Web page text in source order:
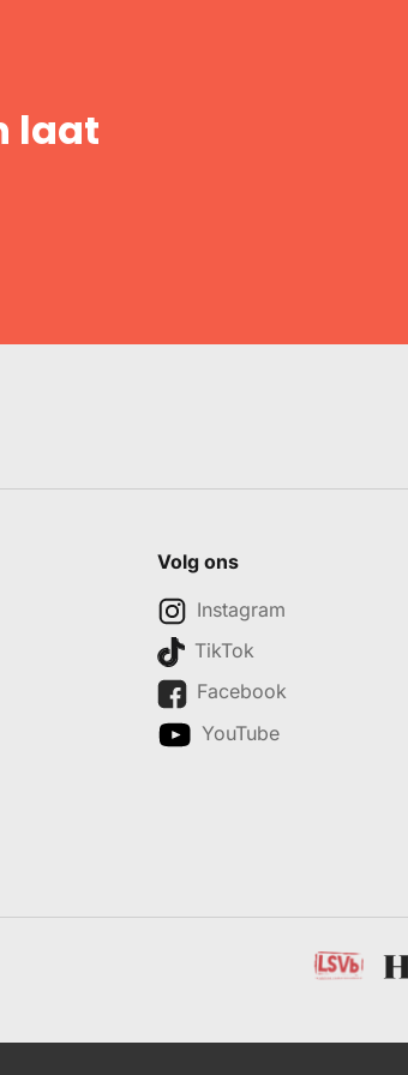
laat
Volg ons
Instagram
TikTok
Facebook
YouTube